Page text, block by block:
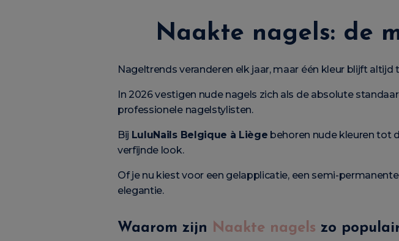
Naakte nagels: de
Nageltrends veranderen elk jaar, maar één kleur blijft altijd
In 2026 vestigen nude nagels zich als de absolute
professionele nagelstylisten.
Bij LuluNails Belgique à Liège behoren nude kleuren tot
verfijnde look.
Of je nu kiest voor een gelapplicatie, een semi-
elegantie.
Waarom zijn Naakte nagels zo